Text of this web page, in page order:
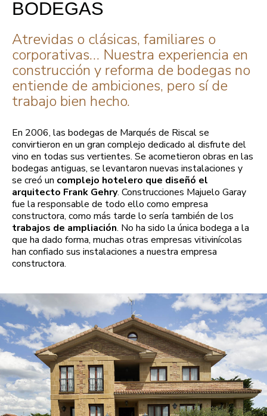
BODEGAS
Atrevidas o clásicas, familiares o
corporativas… Nuestra experiencia en
construcción y reforma de bodegas no
entiende de ambiciones, pero sí de
trabajo bien hecho.
En 2006, las bodegas de Marqués de Riscal se
convirtieron en un gran complejo dedicado al disfrute del
vino en todas sus vertientes. Se acometieron obras en las
bodegas antiguas, se levantaron nuevas instalaciones y
se creó un complejo hotelero que diseñó el
arquitecto Frank Gehry. Construcciones Majuelo Garay
fue la responsable de todo ello como empresa
constructora, como más tarde lo sería también de los
trabajos de ampliación. No ha sido la única bodega a la
que ha dado forma, muchas otras empresas vitivinícolas
han confiado sus instalaciones a nuestra empresa
constructora.